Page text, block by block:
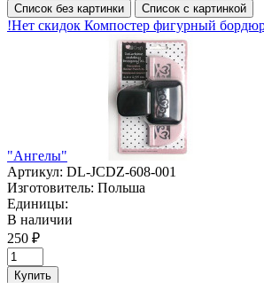
Список без картинки Список с картинкой
!Нет скидок Компостер фигурный
"Ангелы"
Артикул: DL-JCDZ-608-001
Изготовитель: Польша
Единицы:
В наличии
250 ₽
Купить